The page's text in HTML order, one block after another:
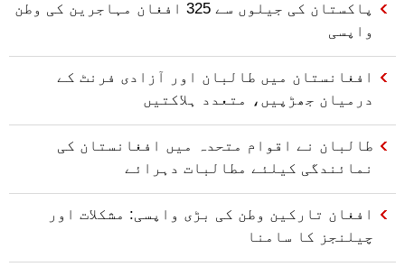
پاکستان کی جیلوں سے 325 افغان مہاجرین کی وطن
واپسی
افغانستان میں طالبان اور آزادی فرنٹ کے
درمیان جھڑپیں، متعدد ہلاکتیں
طالبان نے اقوام متحدہ میں افغانستان کی
نمائندگی کیلئے مطالبات دہرائے
افغان تارکین وطن کی بڑی واپسی: مشکلات اور
چیلنجز کا سامنا